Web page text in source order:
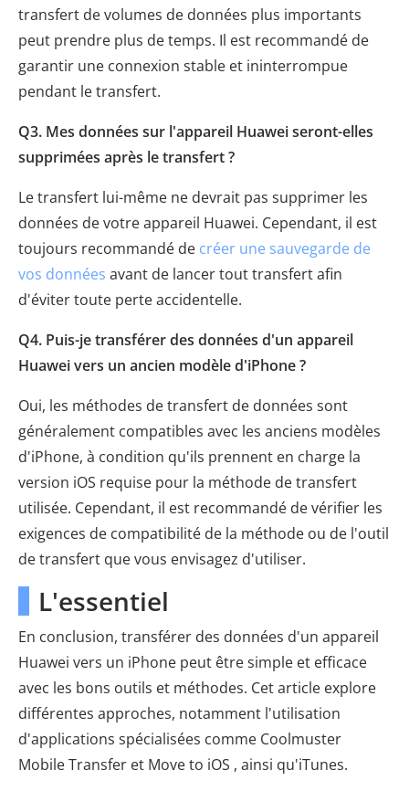
transfert de volumes de données plus importants
peut prendre plus de temps. Il est recommandé de
garantir une connexion stable et ininterrompue
pendant le transfert.
Q3. Mes données sur l'appareil Huawei seront-elles
supprimées après le transfert ?
Le transfert lui-même ne devrait pas supprimer les
données de votre appareil Huawei. Cependant, il est
toujours recommandé de créer une sauvegarde de
vos données avant de lancer tout transfert afin
d'éviter toute perte accidentelle.
Q4. Puis-je transférer des données d'un appareil
Huawei vers un ancien modèle d'iPhone ?
Oui, les méthodes de transfert de données sont
généralement compatibles avec les anciens modèles
d'iPhone, à condition qu'ils prennent en charge la
version iOS requise pour la méthode de transfert
utilisée. Cependant, il est recommandé de vérifier les
exigences de compatibilité de la méthode ou de l'outil
de transfert que vous envisagez d'utiliser.
L'essentiel
En conclusion, transférer des données d'un appareil
Huawei vers un iPhone peut être simple et efficace
avec les bons outils et méthodes. Cet article explore
différentes approches, notamment l'utilisation
d'applications spécialisées comme Coolmuster
Mobile Transfer et Move to iOS , ainsi qu'iTunes.